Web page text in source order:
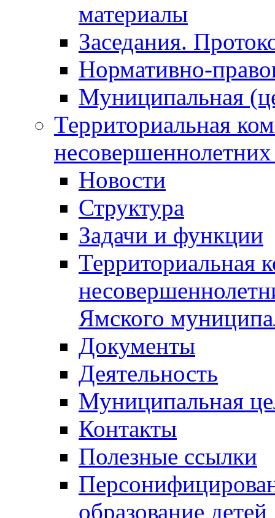
материалы
Заседания.
Нормативно-
Муниципальная
Территориальная
Новости
Структура
Задачи и функции
Территориальная
Ямского
Документы
Деятельность
Муниципальная
Контакты
Полезные ссылки
образование детей